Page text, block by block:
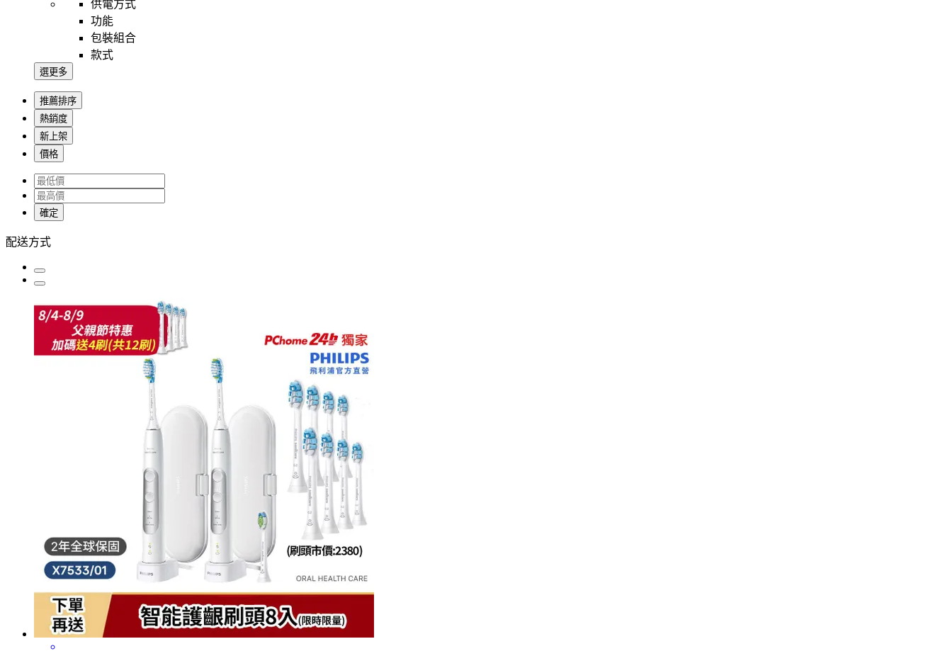
供電方式
功能
包裝組合
款式
選更多
推薦排序
熱銷度
新上架
價格
確定
配送方式